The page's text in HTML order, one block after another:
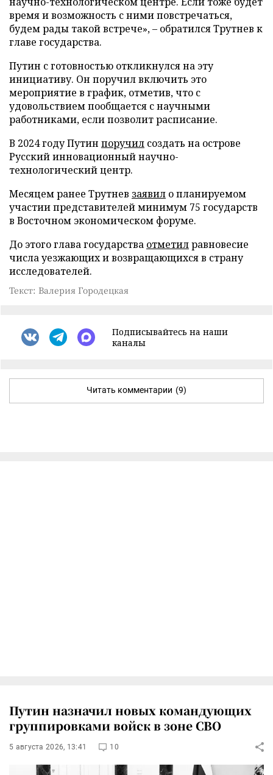
время и возможность с ними повстречаться,
будем рады такой встрече», – обратился Трутнев к
главе государства.
Путин с готовностью откликнулся на эту
инициативу. Он поручил включить это
мероприятие в график, отметив, что с
удовольствием пообщается с научными
работниками, если позволит расписание.
В 2024 году Путин поручил создать на острове
Русский инновационный научно-
технологический центр.
Месяцем ранее Трутнев заявил о планируемом
участии представителей минимум 75 государств
в Восточном экономическом форуме.
До этого глава государства отметилравновесие
числа уезжающих и возвращающихся в страну
исследователей.
Текст: Валерия Городецкая
Подписывайтесь на наши
каналы
Читать комментарии (9)
Путин назначил новых командующих
группировками войск в зоне СВО
5 августа 2026, 13:41 10